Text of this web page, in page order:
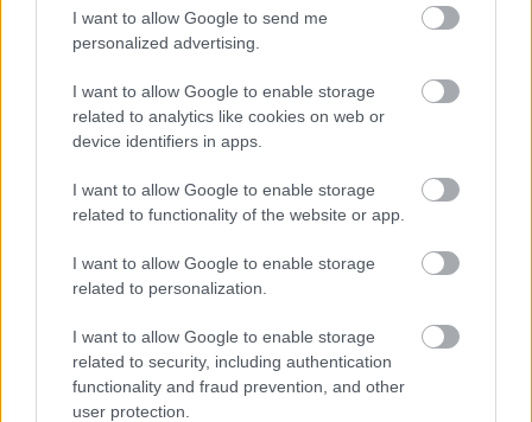
I want to allow Google to send me
personalized advertising.
I want to allow Google to enable storage
related to analytics like cookies on web or
device identifiers in apps.
I want to allow Google to enable storage
related to functionality of the website or app.
I want to allow Google to enable storage
related to personalization.
I want to allow Google to enable storage
related to security, including authentication
functionality and fraud prevention, and other
user protection.
2025.07.21. szol24.hu
ház szobája gyulladt ki
vasárnap hajnalban. A
lakója, D. Martin életét
vesztette. A tűz pontos
áll, ám az első
információk szerint az ágyban dohányzás állhat a háttérben.
TOVÁBB OLVASOM
cigaretta, , halál ,